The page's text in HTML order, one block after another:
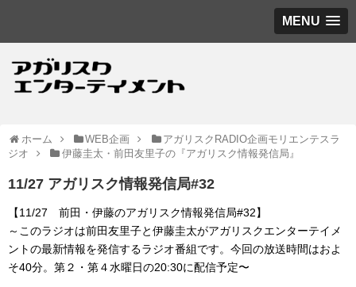
MENU
ホーム WEB企画
アガリスクRADIO企画モリエンテスラ
ジオ
伊藤圭太・前田友里子の『アガリスク情報発信局』
11/27 アガリスク情報発信局#32
【11/27 前田・伊藤のアガリスク情報発信局#32】
～このラジオは前田友里子と伊藤圭太がアガリスクエンターテイメ
ントの最新情報を発信するラジオ番組です。今回の放送時間はおよ
そ40分。第２・第４水曜日の20:30に配信予定〜